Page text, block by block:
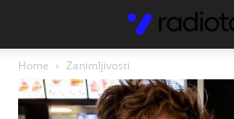
Home Zanimljivosti